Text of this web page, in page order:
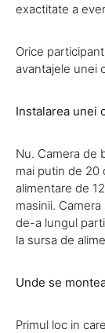
exactitate a
Orice
avantajele unei
Instalarea unei
Nu. Camera de
mai putin de 20
alimentare de
masinii.
de-a lungul
la sursa de
Unde se
Primul loc in